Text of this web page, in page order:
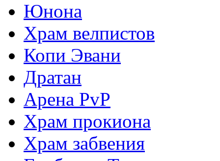
Юнона
Храм велпистов
Копи Эвани
Дратан
Арена PvP
Храм прокиона
Храм забвения